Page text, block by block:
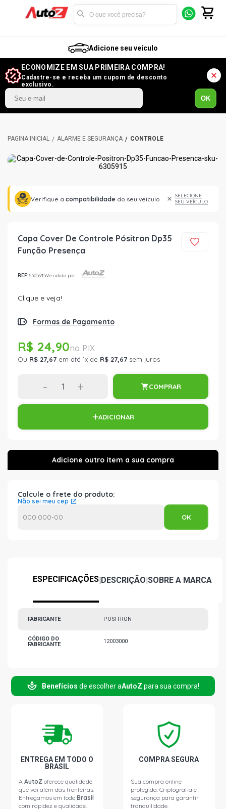
Adicione seu veículo
ECONOMIZE EM SUA PRIMEIRA COMPRA!
Cadastre-se e receba um cupom de desconto
exclusivo.
OK
ALARME E SEGURANÇA CONTROLE
Verifique a compatibilidade do seu veículo
SELECIONE
SEU VEÍCULO
Capa Cover De Controle Pósitron Dp35
Função Presença
REF:6305915Vendido por:
Clique e veja!
Formas de Pagamento
R$ 24,90
Ou R$ 27,67 em até 1x de R$ 27,67 sem juros
- + COMPRAR
ADICIONAR
Calcule o frete do produto:
Não sei meu cep
ESPECIFICAÇÕES|DESCRIÇÃO|SOBRE A MARCA
FABRICANTE POSITRON
CÓDIGO DO
FABRICANTE
12003000
Benefícios de escolher aAutoZ para sua compra!
ENTREGA EM TODO O
BRASIL
AAutoZ oferece qualidade
que vai além das fronteiras.
Entregamos em todoBrasil
com rapidez e qualidade.
COMPRA SEGURA
Sua compra online
protegida. Criptografia e
segurança para garantir
tranquilidade.